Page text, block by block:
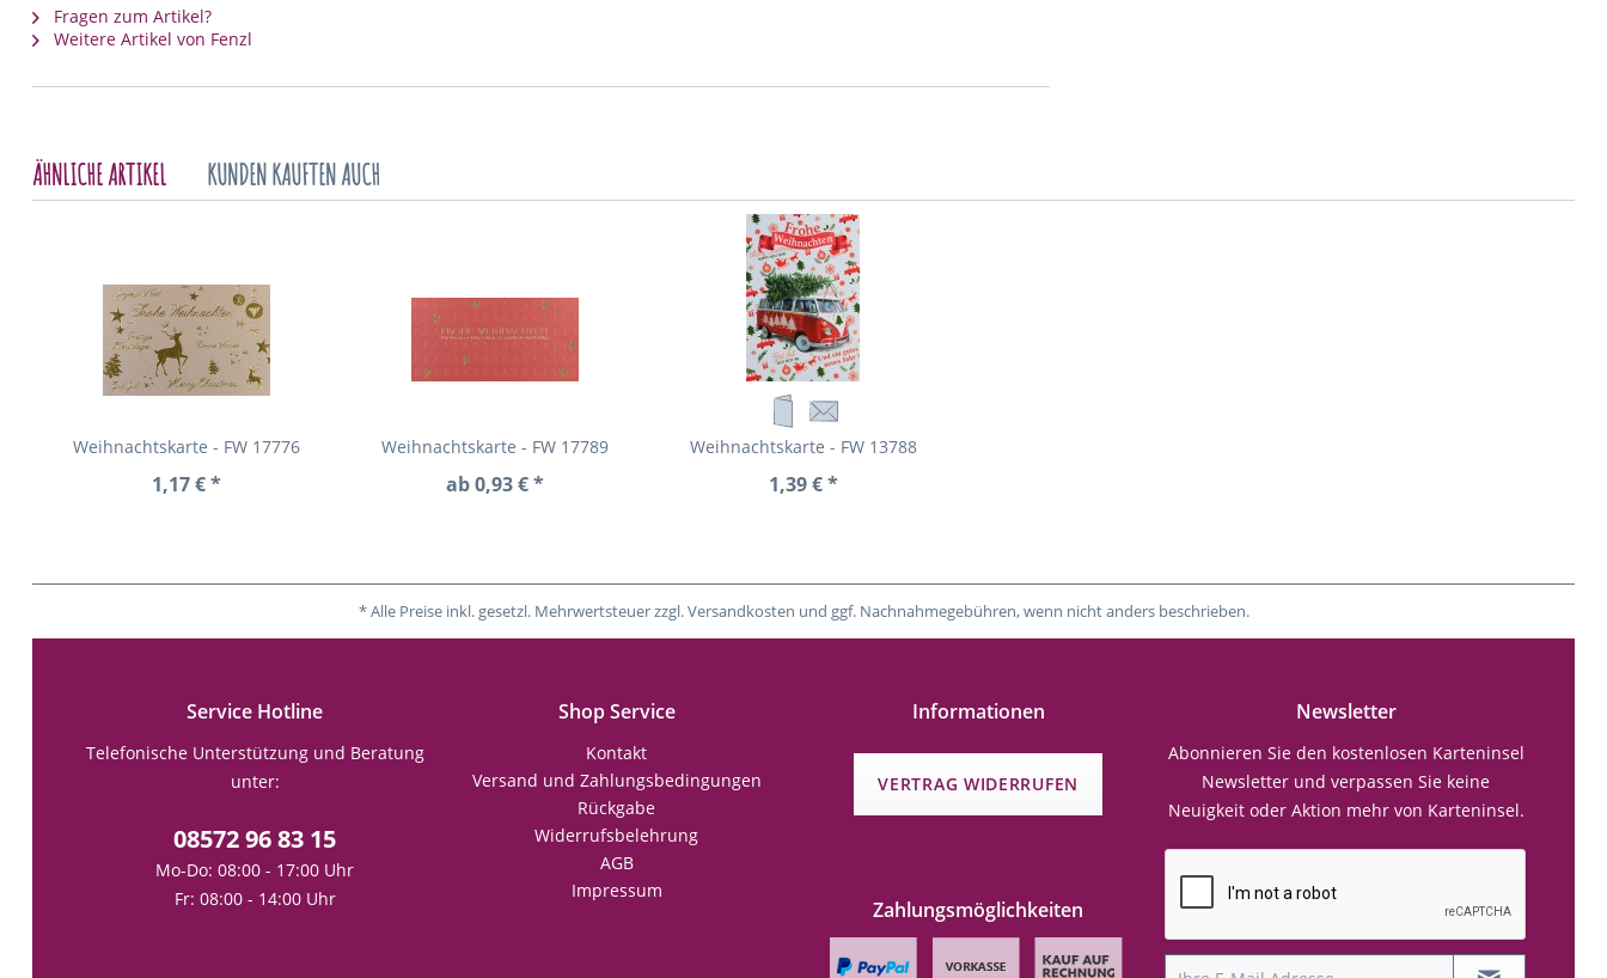
Fragen zum Artikel?
Weitere Artikel von Fenzl
ÄHNLICHE ARTIKEL KUNDEN KAUFTEN AUCH
Weihnachtskarte - FW 17776
1,17 € *
Weihnachtskarte - FW 17789
ab 0,93 € *
Weihnachtskarte - FW 13788
1,39 € *
* Alle Preise inkl. gesetzl. Mehrwertsteuer zzgl. Versandkosten und ggf. Nachnahmegebühren, wenn nicht anders beschrieben.
Service Hotline
Telefonische Unterstützung und Beratung
unter:
08572 96 83 15
Mo-Do: 08:00 - 17:00 Uhr
Fr: 08:00 - 14:00 Uhr
Shop Service
Kontakt
Versand und Zahlungsbedingungen
Rückgabe
Widerrufsbelehrung
AGB
Impressum
Informationen
VERTRAG WIDERRUFEN
Zahlungsmöglichkeiten
Newsletter
Abonnieren Sie den kostenlosen Karteninsel
Newsletter und verpassen Sie keine
Neuigkeit oder Aktion mehr von Karteninsel.